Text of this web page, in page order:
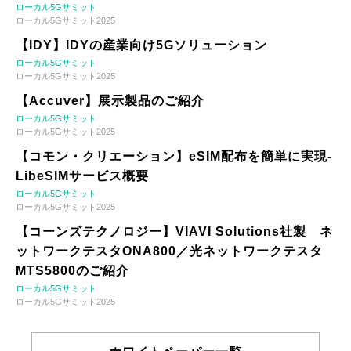
ローカル5Gサミット
ローカル5Gサミット2025
【IDY】IDYの産業向け5Gソリューション
ローカル5Gサミット
ローカル5Gサミット2025
【Accuver】展示製品のご紹介
ローカル5Gサミット
ローカル5Gサミット2025
【コモン・クリエーション】eSIM配布を簡単に実現-
LibeSIMサービス概要
ローカル5Gサミット
ローカル5Gサミット2025
【コーンズテクノロジー】VIAVI Solutions社製 ネ
ットワークテスタONA800／光ネットワークテスタ
MTS5800のご紹介
ローカル5Gサミット
ローカル5Gサミット2025